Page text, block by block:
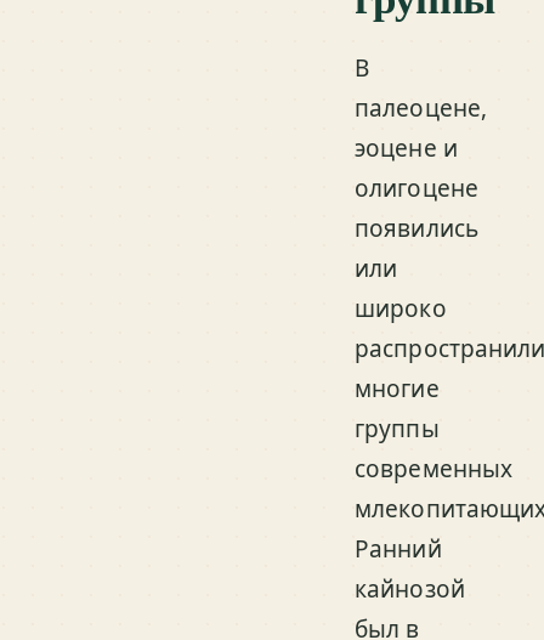
В
палеоцене,
эоцене и
олигоцене
появились
или
широко
многие
группы
современных
Ранний
кайнозой
был в